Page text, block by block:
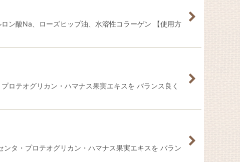
酸Na、ローズヒップ油、水溶性コラーゲン 【使用方
ロテオグリカン・ハマナス果実エキスを バランス良く
タ・プロテオグリカン・ハマナス果実エキスを バラン